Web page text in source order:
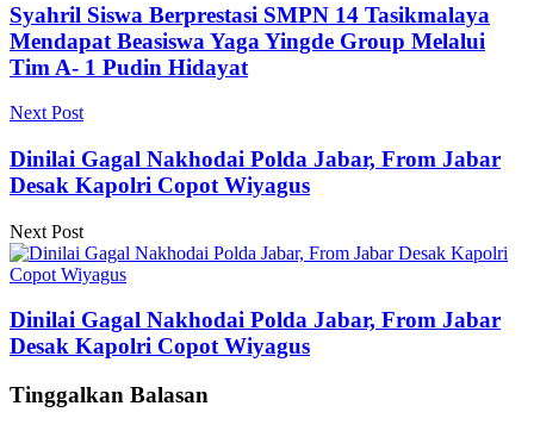
Syahril Siswa Berprestasi SMPN 14 Tasikmalaya
Mendapat Beasiswa Yaga Yingde Group Melalui
Tim A- 1 Pudin Hidayat
Next Post
Dinilai Gagal Nakhodai Polda Jabar, From Jabar
Desak Kapolri Copot Wiyagus
Next Post
Dinilai Gagal Nakhodai Polda Jabar, From Jabar
Desak Kapolri Copot Wiyagus
Tinggalkan Balasan